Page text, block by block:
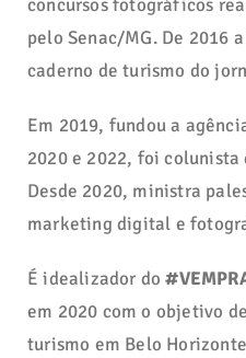
concursos fotográficos
pelo Senac/MG. De 2016
caderno de turismo do
Em 2019, fundou a
2020 e 2022, foi colunista
Desde 2020, ministra
marketing digital e
É idealizador do
em 2020 com o objetivo
turismo em Belo